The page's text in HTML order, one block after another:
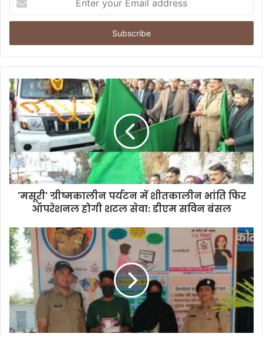
t
r
y
u
r
E
m
i
l
a
d
s
s
'मसूरी' ग्रीष्मकालीन पर्यटन में शीतकालीन भांति फिर
ऑपरेशनल होगी शटल सेवा: डीएम सविन बंसल